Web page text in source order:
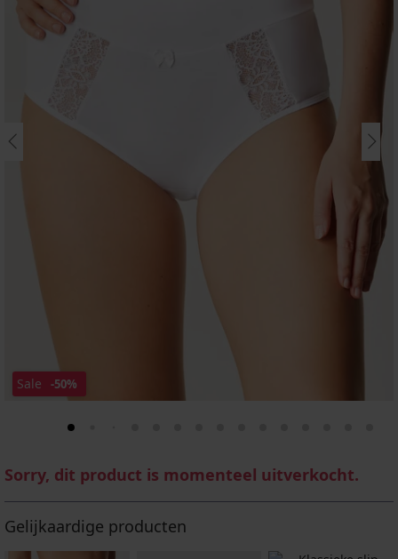
Sale -50%
Sorry, dit product is momenteel uitverkocht.
Gelijkaardige producten